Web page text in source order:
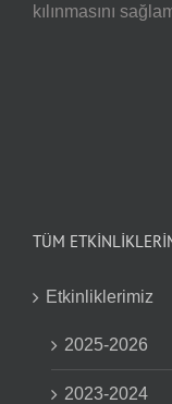
kılınmasını
TÜM
Etkinliklerimiz
2025-2026
2023-2024